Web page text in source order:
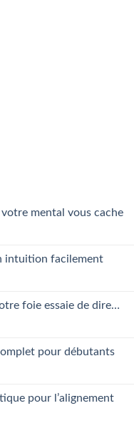
mental vous cache
intuition facilement
foie essaie de dire…
pour débutants
pour l’alignement